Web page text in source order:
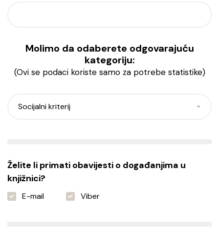
Molimo da odaberete odgovarajuću
kategoriju:
(Ovi se podaci koriste samo za potrebe statistike)
Socijalni kriterij
Želite li primati obavijesti o događanjima u
knjižnici?
E-mail Viber